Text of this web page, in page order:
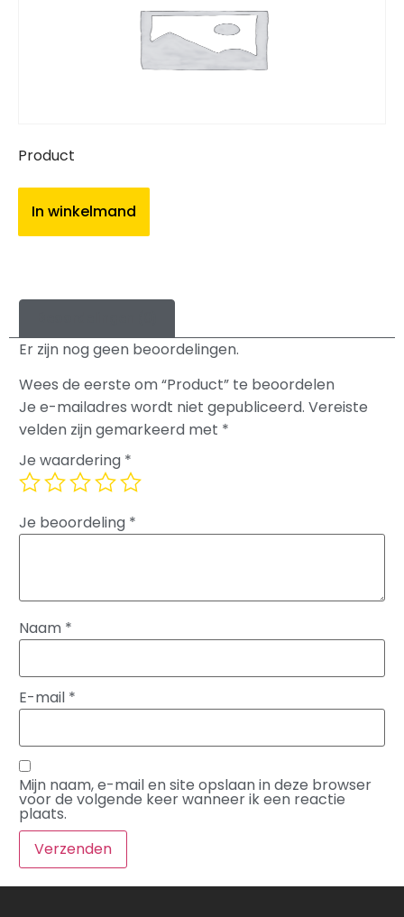
Product
In winkelmand
Er zijn nog geen beoordelingen.
Wees de eerste om “Product” te beoordelen
Je e-mailadres wordt niet gepubliceerd. Vereiste
velden zijn gemarkeerd met *
Je waardering *
Je beoordeling *
Naam *
E-mail *
Mijn naam, e-mail en site opslaan in deze browser
voor de volgende keer wanneer ik een reactie
plaats.